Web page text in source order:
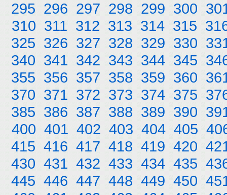
295 296 297 298 299 300
310 311 312 313 314 315
325 326 327 328 329 330
340 341 342 343 344 345
355 356 357 358 359 360
370 371 372 373 374 375
385 386 387 388 389 390
400 401 402 403 404 405
415 416 417 418 419 420
430 431 432 433 434 435
445 446 447 448 449 450